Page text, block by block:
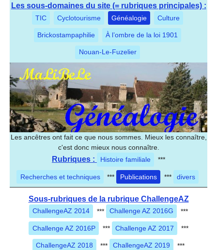
Les sous-domaines du site (= rubriques principales) :
TIC Cyclotourisme Généalogie Culture
Brickostampaphilie À l’ombre de la loi 1901
Nouan-Le-Fuzelier
Les ancêtres ont fait ce que nous sommes. Mieux les connaître,
c'est donc mieux nous connaître.
Rubriques : Histoire familiale ***
Recherches et techniques *** Publications *** divers
Sous-rubriques de la rubrique ChallengeAZ
ChallengeAZ 2014 *** Challenge AZ 2016G ***
Challenge AZ 2016P *** Challenge AZ 2017 ***
ChallengeAZ 2018 *** ChallengeAZ 2019 ***